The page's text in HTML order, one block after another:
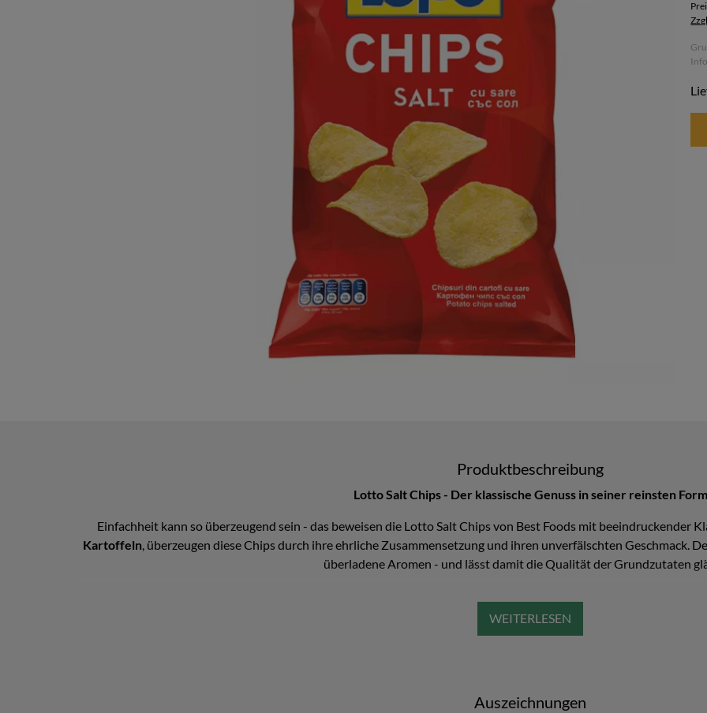
Produktbeschreibung
Lotto Salt Chips - Der klassische Genuss in seiner reinsten Form
Einfachheit kann so überzeugend sein - das beweisen die Lotto Salt Chips von Best Foods mit beeindruckender
Kartoffeln, überzeugen diese Chips durch ihre ehrliche Zusammensetzung und ihren unverfälschten Geschmack.
überladene Aromen - und lässt damit die Qualität der Grundzutaten
Vertrieb veredelt und mit reinem Sonnenblumenöl goldgelb und knusprig frittiert. Das Ergebnis: ein Chips-
knusprige Textur begeistert. Lotto Salt Chips sind ideal für alle, die den puren, ehrlichen Geschmack klassischer
Ihre zurückhaltende Würze macht sie zudem zum perfekten Partner für kreative Dips und Saucen - von
Auszeichnungen